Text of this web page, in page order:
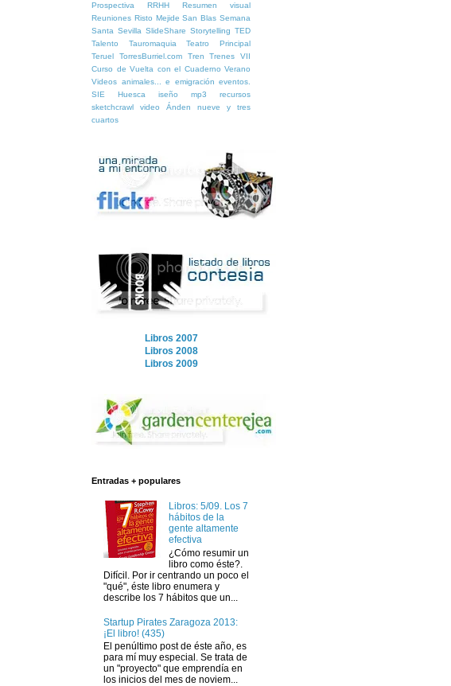
Prospectiva
RRHH
Resumen visual
Reuniones Risto Mejide San Blas Semana
Santa Sevilla SlideShare Storytelling TED
Talento
Tauromaquia
Teatro Principal
Teruel
TorresBurriel.com Tren Trenes
VII
Curso de Vuelta con el Cuaderno Verano
Videos animales... e emigración eventos.
SIE Huesca
iseño mp3
recursos
sketchcrawl
video
Ánden nueve y tres
cuartos
Libros 2007
Libros 2008
Libros 2009
Entradas + populares
Libros: 5/09. Los 7
hábitos de la
gente altamente
efectiva
¿Cómo resumir un
libro como éste?.
Difícil. Por ir centrando un poco el
"qué", éste libro enumera y
describe los 7 hábitos que un...
Startup Pirates Zaragoza 2013:
¡El libro! (435)
El penúltimo post de éste año, es
para mí muy especial. Se trata de
un "proyecto" que emprendía en
los inicios del mes de noviem...